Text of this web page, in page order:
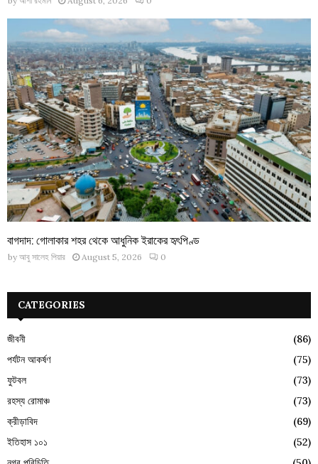
বাগদাদ: গোলাকার শহর থেকে আধুনিক ইরাকের হৃৎপিণ্ড
by আবু সালেহ পিয়ার August 5, 2026 0
CATEGORIES
জীবনী
(86)
পর্যটন আকর্ষণ
(75)
ফুটবল
(73)
রহস্য রোমাঞ্চ
(73)
ক্রীড়াবিদ
(69)
ইতিহাস ১০১
(52)